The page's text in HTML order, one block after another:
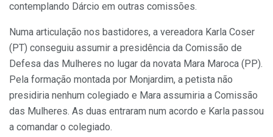
contemplando Dárcio em outras comissões.
Numa articulação nos bastidores, a vereadora Karla Coser
(PT) conseguiu assumir a presidência da Comissão de
Defesa das Mulheres no lugar da novata Mara Maroca (PP).
Pela formação montada por Monjardim, a petista não
presidiria nenhum colegiado e Mara assumiria a Comissão
das Mulheres. As duas entraram num acordo e Karla passou
a comandar o colegiado.